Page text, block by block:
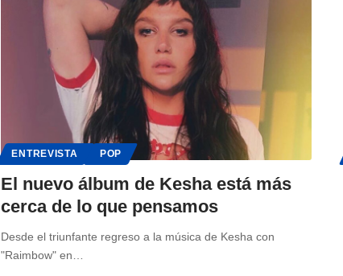
ENTREVISTA POP
El nuevo álbum de Kesha está más
cerca de lo que pensamos
Desde el triunfante regreso a la música de Kesha con
"Raimbow" en…